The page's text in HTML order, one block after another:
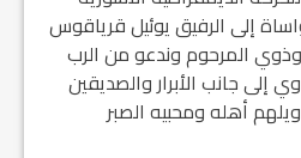
إلى الرفيق يوئيل قرياقوس
وذوي المرحوم وندعو من الرب
إلى جانب الأبرار والصديقين
أهله ومحبيه الصبر